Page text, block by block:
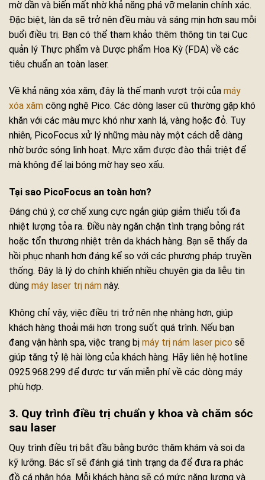
mờ dần và biến mất nhờ khả năng phá vỡ melanin chính xác.
Đặc biệt, làn da sẽ trở nên đều màu và sáng mịn hơn sau mỗi
buổi điều trị. Bạn có thể tham khảo thêm thông tin tại Cục
quản lý Thực phẩm và Dược phẩm Hoa Kỳ (FDA) về các
tiêu chuẩn an toàn laser.
Về khả năng xóa xăm, đây là thế mạnh vượt trội của máy
xóa xăm công nghệ Pico. Các dòng laser cũ thường gặp khó
khăn với các màu mực khó như xanh lá, vàng hoặc đỏ. Tuy
nhiên, PicoFocus xử lý những màu này một cách dễ dàng
nhờ bước sóng linh hoạt. Mực xăm được đào thải triệt để
mà không để lại bóng mờ hay sẹo xấu.
Tại sao PicoFocus an toàn hơn?
Đáng chú ý, cơ chế xung cực ngắn giúp giảm thiểu tối đa
nhiệt lượng tỏa ra. Điều này ngăn chặn tình trạng bỏng rát
hoặc tổn thương nhiệt trên da khách hàng. Bạn sẽ thấy da
hồi phục nhanh hơn đáng kể so với các phương pháp truyền
thống. Đây là lý do chính khiến nhiều chuyên gia da liễu tin
dùng máy laser trị nám này.
Không chỉ vậy, việc điều trị trở nên nhẹ nhàng hơn, giúp
khách hàng thoải mái hơn trong suốt quá trình. Nếu bạn
đang vận hành spa, việc trang bị máy trị nám laser pico sẽ
giúp tăng tỷ lệ hài lòng của khách hàng. Hãy liên hệ hotline
0925.968.299 để được tư vấn miễn phí về các dòng máy
phù hợp.
3. Quy trình điều trị chuẩn y khoa và chăm sóc
sau laser
Quy trình điều trị bắt đầu bằng bước thăm khám và soi da
kỹ lưỡng. Bác sĩ sẽ đánh giá tình trạng da để đưa ra phác
đồ cá nhân hóa. Mỗi khách hàng sẽ có mức năng lượng và